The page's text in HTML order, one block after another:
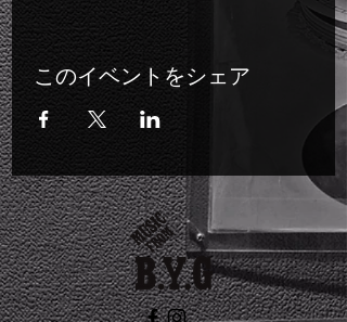
このイベントをシェア